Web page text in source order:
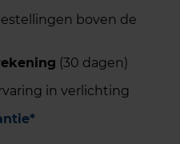
boven de
(30 dagen)
in verlichting